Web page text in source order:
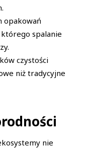
opakowań
spalanie
czystości
niż tradycyjne
nie